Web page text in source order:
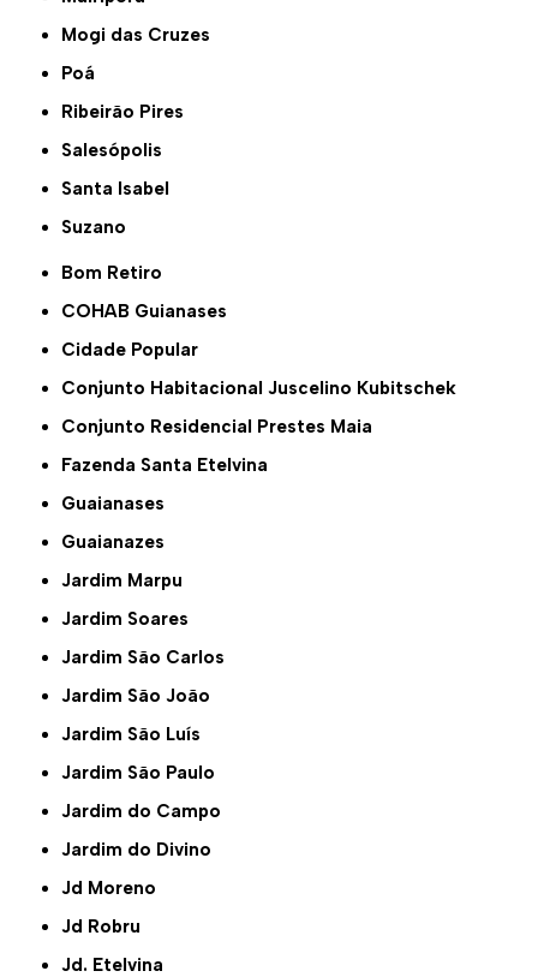
Mogi das Cruzes
Poá
Ribeirão Pires
Salesópolis
Santa Isabel
Suzano
Bom Retiro
COHAB Guianases
Cidade Popular
Conjunto Habitacional Juscelino Kubitschek
Conjunto Residencial Prestes Maia
Fazenda Santa Etelvina
Guaianases
Guaianazes
Jardim Marpu
Jardim Soares
Jardim São Carlos
Jardim São João
Jardim São Luís
Jardim São Paulo
Jardim do Campo
Jardim do Divino
Jd Moreno
Jd Robru
Jd. Etelvina